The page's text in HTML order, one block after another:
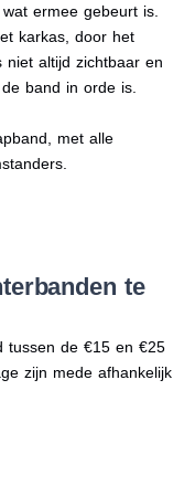
ermee gebeurt is.
karkas, door het
niet altijd zichtbaar en
band in orde is.
met alle
te
tussen de €15 en €25
zijn mede afhankelijk